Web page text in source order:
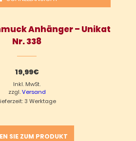
Anhänger – Unikat
Nr. 338
19,99€
Inkl. MwSt.
zzgl.Versand
3 Werktage
SIE ZUM PRODUKT